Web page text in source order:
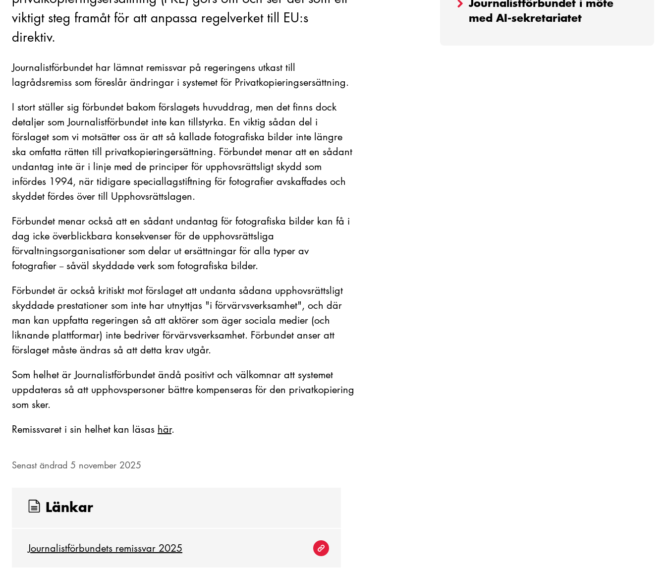
viktigt steg framåt för att anpassa regelverket till EU:s
direktiv.
Journalistförbundet har lämnat remissvar på regeringens utkast till
lagrådsremiss som föreslår ändringar i systemet för Privatkopieringsersättning.
I stort ställer sig förbundet bakom förslagets huvuddrag, men det finns dock
detaljer som Journalistförbundet inte kan tillstyrka. En viktig sådan del i
förslaget som vi motsätter oss är att så kallade fotografiska bilder inte längre
ska omfatta rätten till privatkopieringersättning. Förbundet menar att en sådant
undantag inte är i linje med de principer för upphovsrättsligt skydd som
infördes 1994, när tidigare speciallagstiftning för fotografier avskaffades och
skyddet fördes över till Upphovsrättslagen.
Förbundet menar också att en sådant undantag för fotografiska bilder kan få i
dag icke överblickbara konsekvenser för de upphovsrättsliga
förvaltningsorganisationer som delar ut ersättningar för alla typer av
fotografier –såväl skyddade verk som fotografiska bilder.
Förbundet är också kritiskt mot förslaget att undanta sådana upphovsrättsligt
skyddade prestationer som inte har utnyttjas "i förvärvsverksamhet", och där
man kan uppfatta regeringen så att aktörer som äger sociala medier (och
liknande plattformar) inte bedriver förvärvsverksamhet. Förbundet anser att
förslaget måste ändras så att detta krav utgår.
Som helhet är Journalistförbundet ändå positivt och välkomnar att systemet
uppdateras så att upphovspersoner bättre kompenseras för den privatkopiering
som sker.
Remissvaret i sin helhet kan läsas här.
Senast ändrad 5 november 2025
Länkar
Journalistförbundets remissvar 2025
Journalistförbundet i möte
med AI-sekretariatet